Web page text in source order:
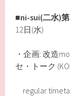
■ni-sui(二水)第
12日(水)
・企画: 改造
セ・トーク
regular